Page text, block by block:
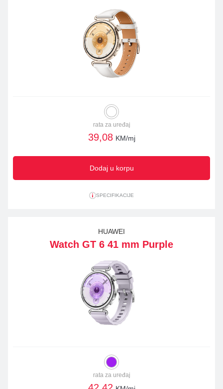
rata za uređaj
39,08 KM/mj
Dodaj u korpu
SPECIFIKACIJE
HUAWEI
Watch GT 6 41 mm Purple
rata za uređaj